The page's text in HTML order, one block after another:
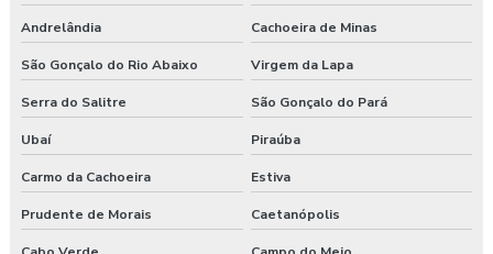
Andrelândia Cachoeira de Minas
São Gonçalo do Rio Abaixo Virgem da Lapa
Serra do Salitre São Gonçalo do Pará
Ubaí Piraúba
Carmo da Cachoeira Estiva
Prudente de Morais Caetanópolis